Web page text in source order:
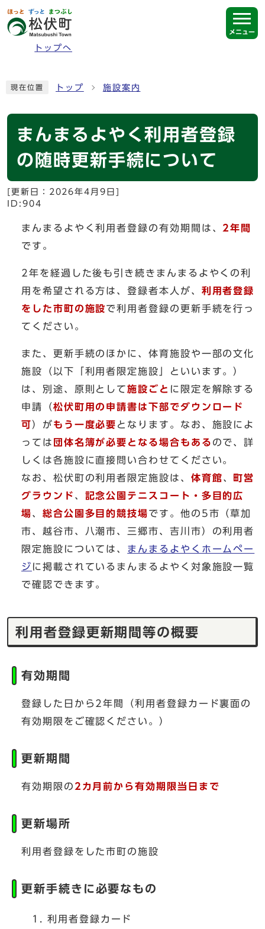
ページの先頭です
トップへ
メニュー
現在位置 トップ 施設案内
まんまるよやく利用者登録
の随時更新手続について
[更新日： 2026年4月9日
ID:904
まんまるよやく利用者登録の有効期間は、 2年間
です。
2年を経過した後も引き続きまんまるよやくの利
用を希望される方は、登録者本人が、 利用者登録
をした市町の施設で利用者登録の更新手続を行っ
てください。
また、更新手続のほかに、体育施設や一部の文化
施設（以下「利用者限定施設」といいます。）
は、別途、原則として施設ごと に限定を解除する
申請（松伏町用の申請書は下部でダウンロード
可）がもう一度必要 となります。なお、施設によ
っては 団体名簿が必要となる場合もある ので、詳
しくは各施設に直接問い合わせてください。
なお、松伏町の利用者限定施設は、 体育館、 町営
グラウンド 、 記念公園テニスコート・多目的広
場、 総合公園多目的競技場です。他の5市（草加
市、越谷市、八潮市、三郷市、吉川市）の利用者
限定施設については、 まんまるよやくホームペー
ジ に掲載されているまんまるよやく対象施設一覧
で確認できます。
利用者登録更新期間等の概要
有効期間
登録した日から2年間（利用者登録カード裏面の
有効期限をご確認ください。）
更新期間
有効期限の 2カ月前から有効期限当日まで
更新場所
利用者登録をした市町の施設
更新手続きに必要なもの
利用者登録カード